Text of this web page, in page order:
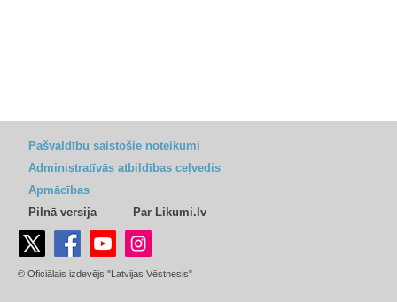
Pašvaldību saistošie noteikumi
Administratīvās atbildības ceļvedis
Apmācības
Pilnā versija
Par Likumi.lv
© Oficiālais izdevējs "Latvijas Vēstnesis"